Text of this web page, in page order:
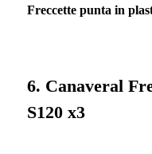
Freccette punta in
6. Canaveral
S120 x3